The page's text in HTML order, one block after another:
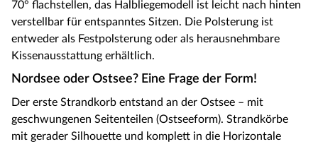
70° flachstellen, das Halbliegemodell ist leicht nach hinten
verstellbar für entspanntes Sitzen. Die Polsterung ist
entweder als Festpolsterung oder als herausnehmbare
Kissenausstattung erhältlich.
Nordsee oder Ostsee? Eine Frage der Form!
Der erste Strandkorb entstand an der Ostsee – mit
geschwungenen Seitenteilen (Ostseeform). Strandkörbe
mit gerader Silhouette und komplett in die Horizontale